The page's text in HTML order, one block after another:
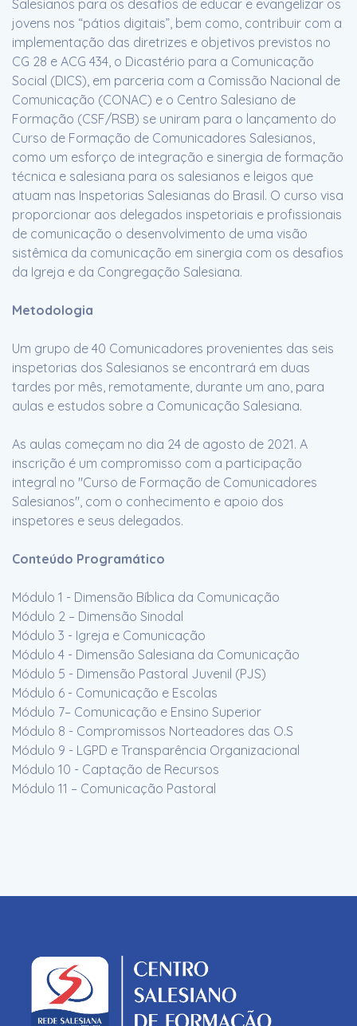
Salesianos para os desafios de educar e evangelizar os
jovens nos “pátios digitais”, bem como, contribuir com a
implementação das diretrizes e objetivos previstos no
CG 28 e ACG 434, o Dicastério para a Comunicação
Social (DICS), em parceria com a Comissão Nacional de
Comunicação (CONAC) e o Centro Salesiano de
Formação (CSF/RSB) se uniram para o lançamento do
Curso de Formação de Comunicadores Salesianos,
como um esforço de integração e sinergia de formação
técnica e salesiana para os salesianos e leigos que
atuam nas Inspetorias Salesianas do Brasil. O curso visa
proporcionar aos delegados inspetoriais e profissionais
de comunicação o desenvolvimento de uma visão
sistêmica da comunicação em sinergia com os desafios
da Igreja e da Congregação Salesiana.
Metodologia
Um grupo de 40 Comunicadores provenientes das seis
inspetorias dos Salesianos se encontrará em duas
tardes por mês, remotamente, durante um ano, para
aulas e estudos sobre a Comunicação Salesiana.
As aulas começam no dia 24 de agosto de 2021. A
inscrição é um compromisso com a participação
integral no "Curso de Formação de Comunicadores
Salesianos", com o conhecimento e apoio dos
inspetores e seus delegados.
Conteúdo Programático
Módulo 1 - Dimensão Bíblica da Comunicação
Módulo 2 – Dimensão Sinodal
Módulo 3 - Igreja e Comunicação
Módulo 4 - Dimensão Salesiana da Comunicação
Módulo 5 - Dimensão Pastoral Juvenil (PJS)
Módulo 6 - Comunicação e Escolas
Módulo 7– Comunicação e Ensino Superior
Módulo 8 - Compromissos Norteadores das O.S
Módulo 9 - LGPD e Transparência Organizacional
Módulo 10 - Captação de Recursos
Módulo 11 – Comunicação Pastoral